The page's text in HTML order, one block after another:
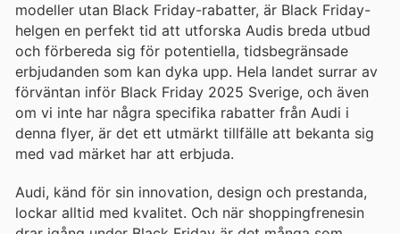
modeller utan Black Friday-rabatter, är Black Friday-
helgen en perfekt tid att utforska Audis breda utbud
och förbereda sig för potentiella, tidsbegränsade
erbjudanden som kan dyka upp. Hela landet surrar av
förväntan inför Black Friday 2025 Sverige, och även
om vi inte har några specifika rabatter från Audi i
denna flyer, är det ett utmärkt tillfälle att bekanta sig
med vad märket har att erbjuda.
Audi, känd för sin innovation, design och prestanda,
lockar alltid med kvalitet. Och när shoppingfrenesin